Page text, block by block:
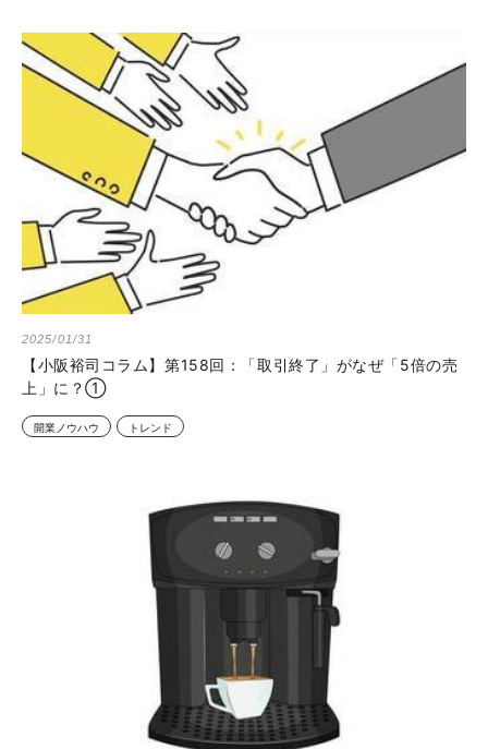
2025/01/31
【小阪裕司コラム】第158回：「取引終了」がなぜ「5倍の売
上」に？①
開業ノウハウ トレンド